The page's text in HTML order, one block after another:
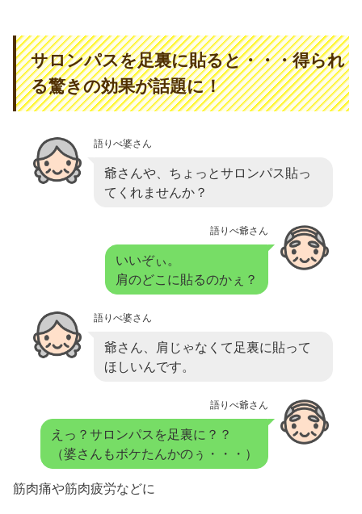
サロンパスを足裏に貼ると・・・得られ
る驚きの効果が話題に！
語りべ婆さん
爺さんや、ちょっとサロンパス貼っ
てくれませんか？
語りべ爺さん
いいぞぃ。
肩のどこに貼るのかぇ？
語りべ婆さん
爺さん、肩じゃなくて足裏に貼って
ほしいんです。
語りべ爺さん
えっ？サロンパスを足裏に？？
（婆さんもボケたんかのぅ・・・）
筋肉痛や筋肉疲労などに